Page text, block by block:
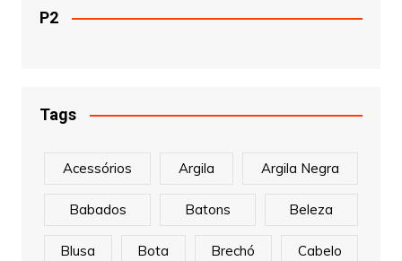
P2
Tags
Acessórios Argila Argila Negra
Babados Batons Beleza
Blusa Bota Brechó Cabelo